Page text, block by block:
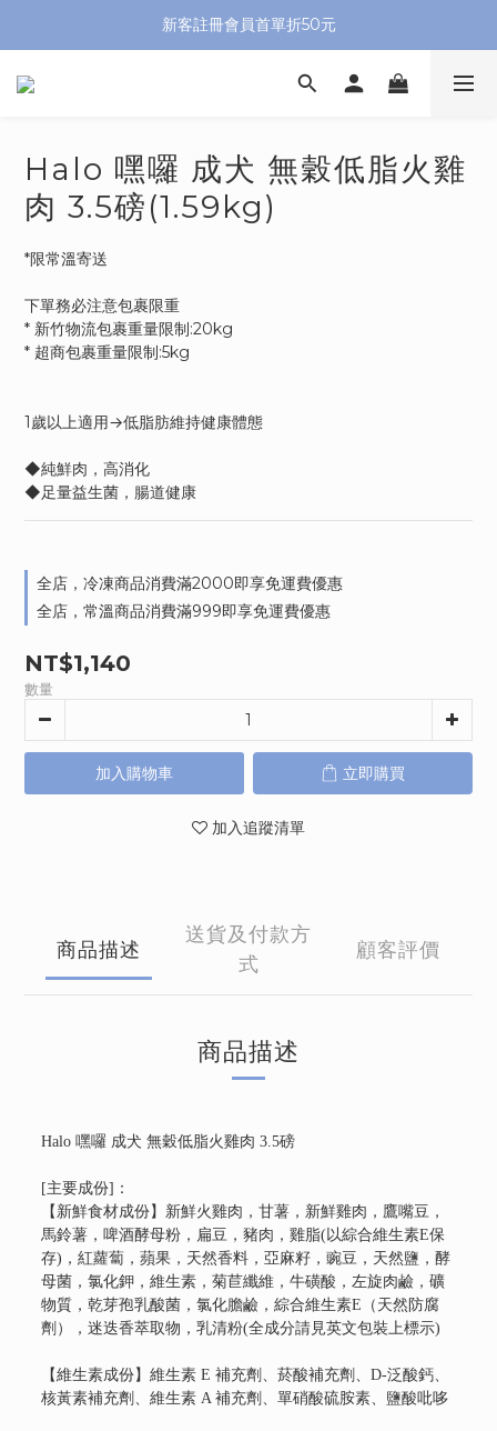
新客註冊會員首單折50元
Halo 嘿囉 成犬 無穀低脂火雞
肉 3.5磅(1.59kg)
*限常溫寄送
下單務必注意包裹限重
* 新竹物流包裹重量限制:20kg
* 超商包裹重量限制:5kg
1歲以上適用→低脂肪維持健康體態
◆純鮮肉，高消化
◆足量益生菌，腸道健康
全店，冷凍商品消費滿2000即享免運費優惠
全店，常溫商品消費滿999即享免運費優惠
NT$1,140
數量
加入購物車 立即購買
加入追蹤清單
商品描述
送貨及付款方
式
顧客評價
商品描述
Halo 嘿囉 成犬 無穀低脂火雞肉 3.5磅
[主要成份]：
【新鮮食材成份】新鮮火雞肉，甘薯，新鮮雞肉，鷹嘴豆，
馬鈴薯，啤酒酵母粉，扁豆，豬肉，雞脂(以綜合維生素E保
存)，紅蘿蔔，蘋果，天然香料，亞麻籽，豌豆，天然鹽，酵
母菌，氯化鉀，維生素，菊苣纖維，牛磺酸，左旋肉鹼，礦
物質，乾芽孢乳酸菌，氯化膽鹼，綜合維生素E（天然防腐
劑），迷迭香萃取物，乳清粉(全成分請見英文包裝上標示)
【維生素成份】維生素 E 補充劑、菸酸補充劑、D-泛酸鈣、
核黃素補充劑、維生素 A 補充劑、單硝酸硫胺素、鹽酸吡哆